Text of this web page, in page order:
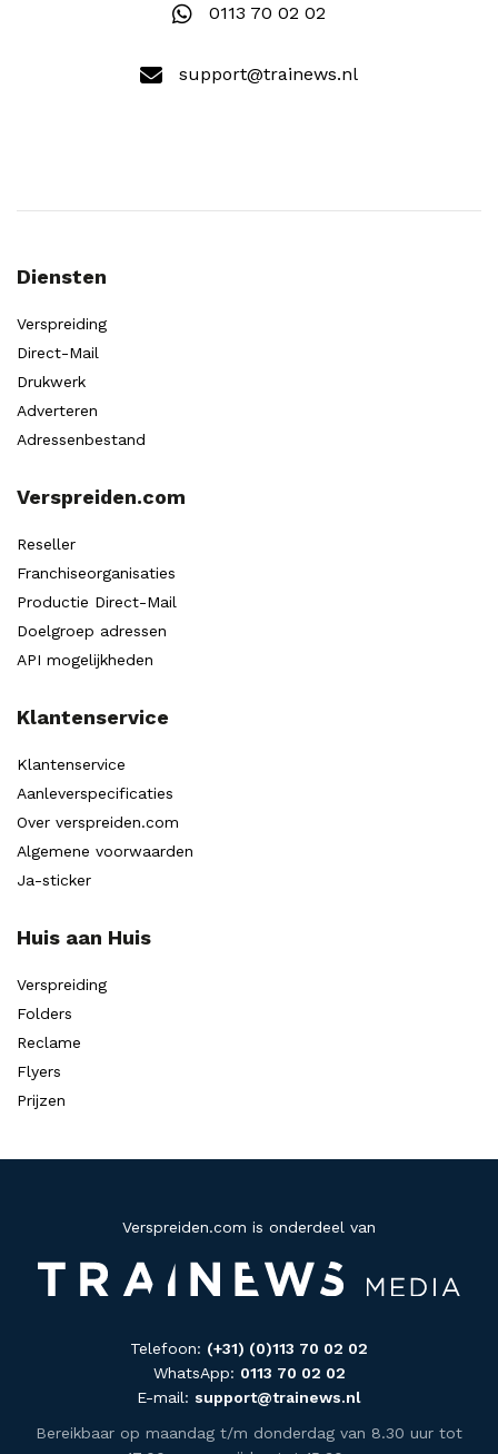
0113 70 02 02
support@trainews.nl
Diensten
Verspreiding
Direct-Mail
Drukwerk
Adverteren
Adressenbestand
Verspreiden.com
Reseller
Franchiseorganisaties
Productie Direct-Mail
Doelgroep adressen
API mogelijkheden
Klantenservice
Klantenservice
Aanleverspecificaties
Over verspreiden.com
Algemene voorwaarden
Ja-sticker
Huis aan Huis
Verspreiding
Folders
Reclame
Flyers
Prijzen
Verspreiden.com is onderdeel van
Telefoon: (+31) (0)113 70 02 02
WhatsApp: 0113 70 02 02
E-mail: support@trainews.nl
Bereikbaar op maandag t/m donderdag van 8.30 uur tot